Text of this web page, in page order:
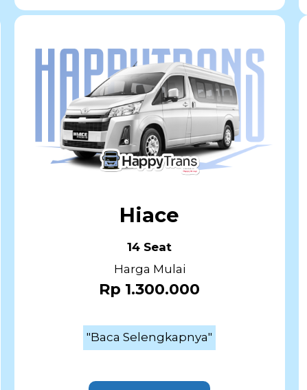
Hiace
14 Seat
Harga Mulai
Rp 1.300.000
"Baca Selengkapnya"